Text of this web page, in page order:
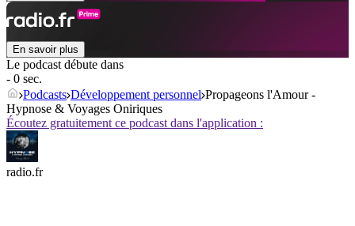
En savoir plus
Le podcast débute dans
- 0 sec.
Podcasts Développement personnel Propageons l'Amour -
Hypnose & Voyages Oniriques
Écoutez gratuitement ce podcast dans l'application :
radio.fr